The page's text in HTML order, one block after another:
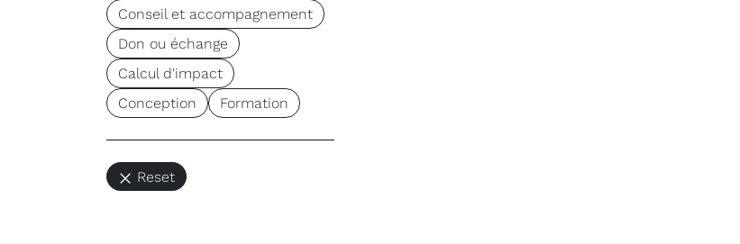
Conseil et accompagnement
Don ou échange
Calcul d'impact
Conception
Formation
Reset